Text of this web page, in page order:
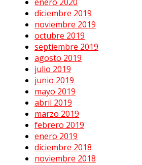
diciembre 2019
noviembre 2019
octubre 2019
septiembre 2019
agosto 2019
julio 2019
junio 2019
mayo 2019
abril 2019
marzo 2019
febrero 2019
enero 2019
diciembre 2018
noviembre 2018